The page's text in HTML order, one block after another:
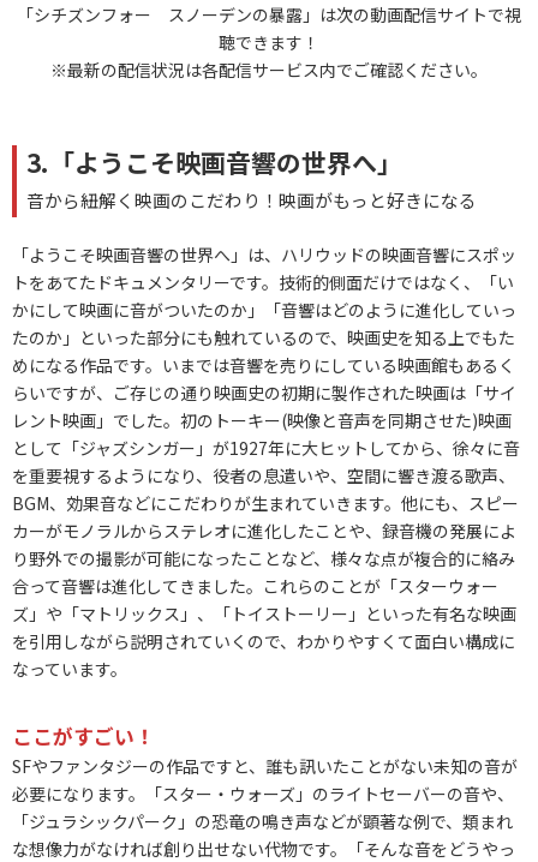
「シチズンフォー スノーデンの暴露」は次の動画配信サイトで視
聴できます！
※最新の配信状況は各配信サービス内でご確認ください。
3.「ようこそ映画音響の世界へ」
音から紐解く映画のこだわり！映画がもっと好きになる
「ようこそ映画音響の世界へ」は、ハリウッドの映画音響にスポッ
トをあてたドキュメンタリーです。技術的側面だけではなく、「い
かにして映画に音がついたのか」「音響はどのように進化していっ
たのか」といった部分にも触れているので、映画史を知る上でもた
めになる作品です。いまでは音響を売りにしている映画館もあるく
らいですが、ご存じの通り映画史の初期に製作された映画は「サイ
レント映画」でした。初のトーキー(映像と音声を同期させた)映画
として「ジャズシンガー」が1927年に大ヒットしてから、徐々に音
を重要視するようになり、役者の息遣いや、空間に響き渡る歌声、
BGM、効果音などにこだわりが生まれていきます。他にも、スピー
カーがモノラルからステレオに進化したことや、録音機の発展によ
り野外での撮影が可能になったことなど、様々な点が複合的に絡み
合って音響は進化してきました。これらのことが「スターウォー
ズ」や「マトリックス」、「トイストーリー」といった有名な映画
を引用しながら説明されていくので、わかりやすくて面白い構成に
なっています。
ここがすごい！
SFやファンタジーの作品ですと、誰も訊いたことがない未知の音が
必要になります。「スター・ウォーズ」のライトセーバーの音や、
「ジュラシックパーク」の恐竜の鳴き声などが顕著な例で、類まれ
な想像力がなければ創り出せない代物です。「そんな音をどうやっ